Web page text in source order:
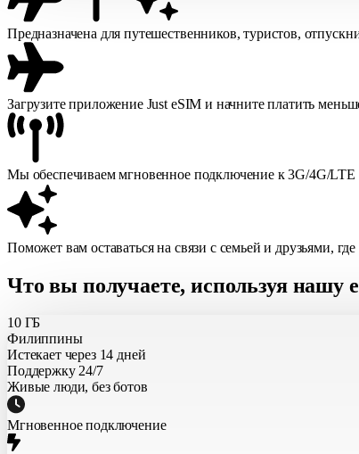
Предназначена для путешественников, туристов,
Загрузите приложение Just eSIM и начните платить
Мы обеспечиваем мгновенное подключение к 3G/4G/
Поможет вам оставаться на связи с семьей и друзьями,
Что вы получаете, используя
10 ГБ
Филиппины
Истекает через 14 дней
Поддержку 24/7
Живые люди, без ботов
Мгновенное подключение